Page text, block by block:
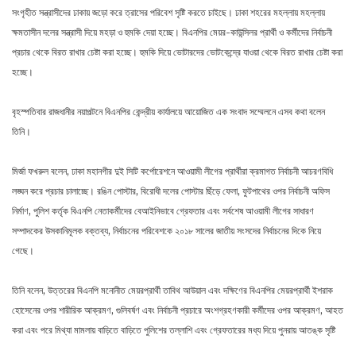
সংগৃহীত সন্ত্রাসীদের ঢাকায় জড়ো করে ত্রাসের পরিবেশ সৃষ্টি করতে চাইছে। ঢাকা শহরের মহল্লায় মহল্লায়
ক্ষমতাসীন দলের সন্ত্রাসী দিয়ে মহড়া ও হুমকি দেয়া হচ্ছে। বিএনপির মেয়র-কাউন্সিলর প্রার্থী ও কর্মীদের নির্বাচনী
প্রচার থেকে বিরত রাখার চেষ্টা করা হচ্ছে। হুমকি দিয়ে ভোটারদের ভোটকেন্দ্রে যাওয়া থেকে বিরত রাখার চেষ্টা করা
হচ্ছে।
বৃহস্পতিবার রাজধানীর নয়াপল্টনে বিএনপির কেন্দ্রীয় কার্যালয়ে আয়োজিত এক সংবাদ সম্মেলনে এসব কথা বলেন
তিনি।
মির্জা ফখরুল বলেন, ঢাকা মহানগীর দুই সিটি কর্পোরেশনে আওয়ামী লীগের প্রার্থীরা ক্রমাগত নির্বাচনী আচরণবিধি
লঙ্ঘন করে প্রচার চালাচ্ছে। রঙিন পোস্টার, বিরোধী দলের পোস্টার ছিঁড়ে ফেলা, ফুটপাথের ওপর নির্বাচনী অফিস
নির্মাণ, পুলিশ কর্তৃক বিএনপি নেতাকর্মীদের বেআইনিভাবে গ্রেফতার এবং সর্বশেষ আওয়ামী লীগের সাধারণ
সম্পাদকের উসকানিমূলক বক্তব্য, নির্বাচনের পরিবেশকে ২০১৮ সালের জাতীয় সংসদের নির্বাচনের দিকে নিয়ে
গেছে।
তিনি বলেন, উত্তরের বিএনপি মনোনীত মেয়রপ্রার্থী তাবিথ আউয়াল এবং দক্ষিণের বিএনপির মেয়রপ্রার্থী ইশরাক
হোসেনের ওপর শারীরিক আক্রমণ, গুলিবর্ষণ এবং নির্বাচনী প্রচারে অংশগ্রহণকারী কর্মীদের ওপর আক্রমণ, আহত
করা এবং পরে মিথ্যা মামলায় বাড়িতে বাড়িতে পুলিশের তল্লাশি এবং গ্রেফতারের মধ্য দিয়ে পুনরায় আতঙ্ক সৃষ্টি